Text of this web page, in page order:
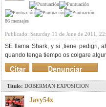
86 mensajes
Publicado: Saturday 11 de June de 2011,
SE llama Shark, y si ,tiene pedigri,
quando tenga tiempo os colgare
Denunciar
mensaje
Citar
Titulo: DOBERMAN EXPOSICION
Javy54x